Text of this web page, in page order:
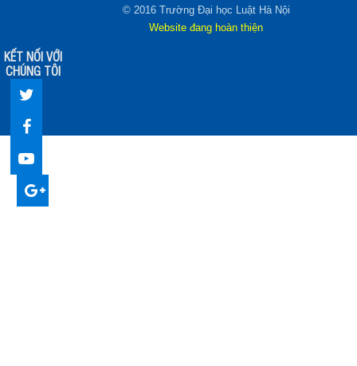
© 2016 Trường Đại học Luật Hà Nội
Website đang hoàn thiện
KẾT NỐI VỚI
CHÚNG TÔI